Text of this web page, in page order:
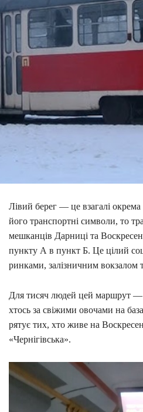
Лівий берег — це взагалі окрема
його транспортні символи, то
мешканців Дарниці та
пункту А в пункт Б. Це цілий
ринками, залізничним вокзалом
Для тисяч людей цей маршрут —
хтось за свіжими овочами на
рятує тих, хто живе на
«Чернігівська».